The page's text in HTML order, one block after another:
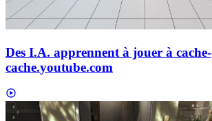
Des I.A. apprennent à jouer à cache-
cache.youtube.com